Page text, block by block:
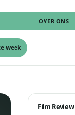
OVER ONS
week
Film Review